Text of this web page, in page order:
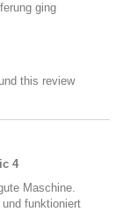
ging
this review
4
Maschine.
funktioniert